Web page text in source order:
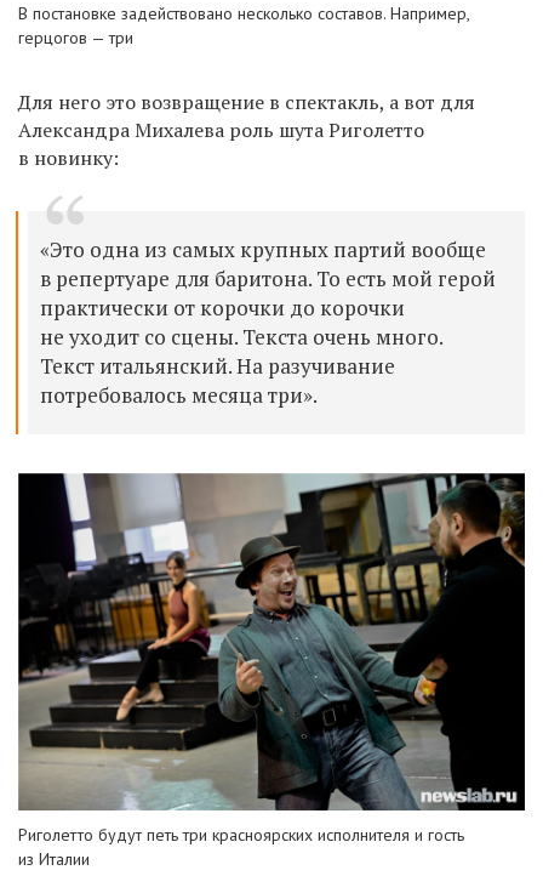
В постановке задействовано несколько составов. Например,
герцогов — три
Для него это возвращение в спектакль, а вот для
Александра Михалева роль шута Риголетто
в новинку:
«Это одна из самых крупных партий вообще
в репертуаре для баритона. То есть мой герой
практически от корочки до корочки
не уходит со сцены. Текста очень много.
Текст итальянский. На разучивание
потребовалось месяца три».
Риголетто будут петь три красноярских исполнителя и гость
из Италии